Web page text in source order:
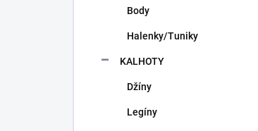
Body
Halenky/Tuniky
KALHOTY
Džíny
Legíny